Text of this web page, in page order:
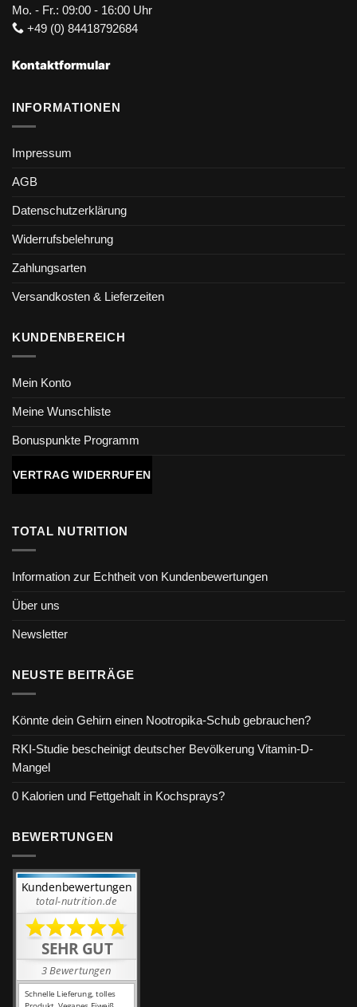
Mo. - Fr.: 09:00 - 16:00 Uhr
+49 (0) 84418792684
Kontaktformular
INFORMATIONEN
Impressum
AGB
Datenschutzerklärung
Widerrufsbelehrung
Zahlungsarten
Versandkosten & Lieferzeiten
KUNDENBEREICH
Mein Konto
Meine Wunschliste
Bonuspunkte Programm
VERTRAG WIDERRUFEN
TOTAL NUTRITION
Information zur Echtheit von Kundenbewertungen
Über uns
Newsletter
NEUSTE BEITRÄGE
Könnte dein Gehirn einen Nootropika-Schub gebrauchen?
RKI-Studie bescheinigt deutscher Bevölkerung Vitamin-D-
Mangel
0 Kalorien und Fettgehalt in Kochsprays?
BEWERTUNGEN